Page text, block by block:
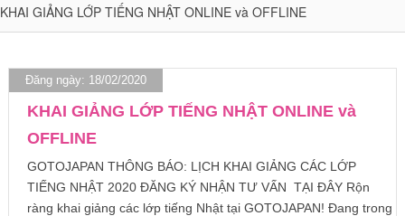
KHAI GIẢNG LỚP TIẾNG NHẬT ONLINE và OFFLINE
Đăng ngày: 18/02/2020
KHAI GIẢNG LỚP TIẾNG NHẬT ONLINE và
OFFLINE
GOTOJAPAN THÔNG BÁO: LỊCH KHAI GIẢNG CÁC LỚP
TIẾNG NHẬT 2020 ĐĂNG KÝ NHẬN TƯ VẤN TẠI ĐÂY Rộn
ràng khai giảng các lớp tiếng Nhật tại GOTOJAPAN! Đang trong